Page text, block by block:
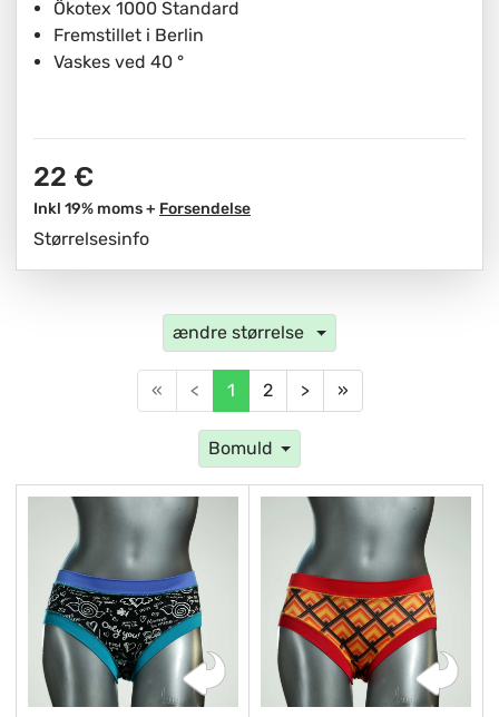
Ökotex 1000 Standard
Fremstillet i Berlin
Vaskes ved 40 °
22 €
Inkl 19% moms + Forsendelse
Størrelsesinfo
ændre størrelse
« < 1 2 > »
Bomuld